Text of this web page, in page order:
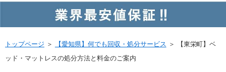
トップページ ＞ 【愛知県】何でも回収・処分サービス ＞
【東栄町】ベ
ッド・マットレスの処分方法と料金のご案内